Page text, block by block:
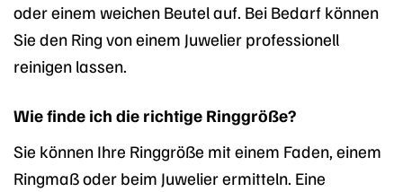
oder einem weichen Beutel auf. Bei Bedarf können
Sie den Ring von einem Juwelier professionell
reinigen lassen.
Wie finde ich die richtige Ringgröße?
Sie können Ihre Ringgröße mit einem Faden, einem
Ringmaß oder beim Juwelier ermitteln. Eine